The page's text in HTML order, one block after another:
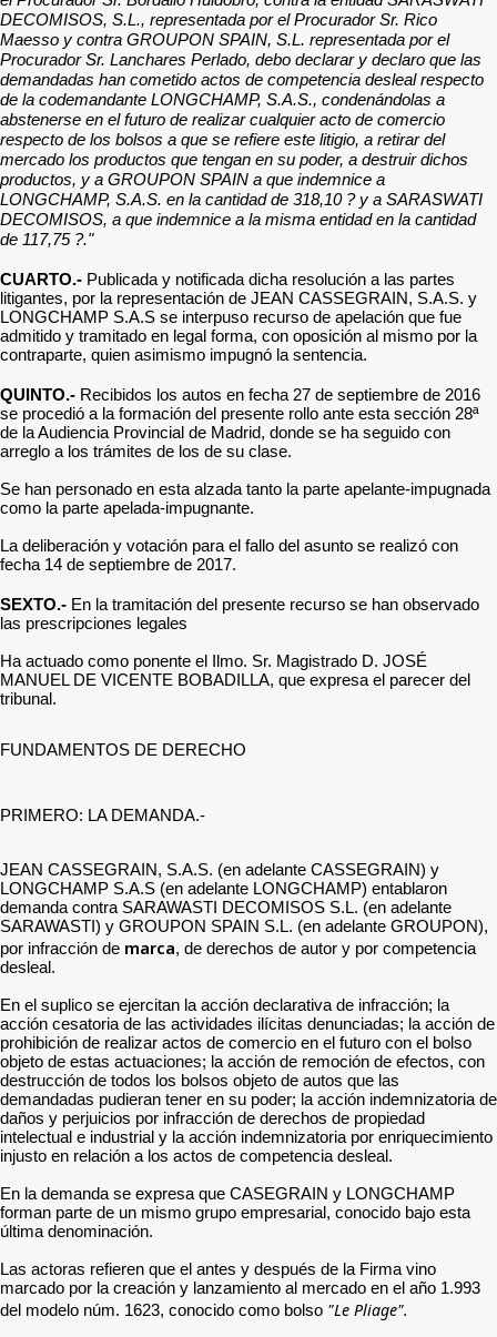
DECOMISOS, S.L., representada por el Procurador Sr. Rico
Maesso y contra GROUPON SPAIN, S.L. representada por el
Procurador Sr. Lanchares Perlado, debo declarar y declaro que las
demandadas han cometido actos de competencia desleal respecto
de la codemandante LONGCHAMP, S.A.S., condenándolas a
abstenerse en el futuro de realizar cualquier acto de comercio
respecto de los bolsos a que se refiere este litigio, a retirar del
mercado los productos que tengan en su poder, a destruir dichos
productos, y a GROUPON SPAIN a que indemnice a
LONGCHAMP, S.A.S. en la cantidad de 318,10 ? y a SARASWATI
DECOMISOS, a que indemnice a la misma entidad en la cantidad
de 117,75 ?."
CUARTO.- Publicada y notificada dicha resolución a las partes
litigantes, por la representación de JEAN CASSEGRAIN, S.A.S. y
LONGCHAMP S.A.S se interpuso recurso de apelación que fue
admitido y tramitado en legal forma, con oposición al mismo por la
contraparte, quien asimismo impugnó la sentencia.
QUINTO.- Recibidos los autos en fecha 27 de septiembre de 2016
se procedió a la formación del presente rollo ante esta sección 28ª
de la Audiencia Provincial de Madrid, donde se ha seguido con
arreglo a los trámites de los de su clase.
Se han personado en esta alzada tanto la parte apelante-impugnada
como la parte apelada-impugnante.
La deliberación y votación para el fallo del asunto se realizó con
fecha 14 de septiembre de 2017.
SEXTO.- En la tramitación del presente recurso se han observado
las prescripciones legales
Ha actuado como ponente el Ilmo. Sr. Magistrado D. JOSÉ
MANUEL DE VICENTE BOBADILLA, que expresa el parecer del
tribunal.
FUNDAMENTOS DE DERECHO
PRIMERO: LA DEMANDA.-
JEAN CASSEGRAIN, S.A.S. (en adelante CASSEGRAIN) y
LONGCHAMP S.A.S (en adelante LONGCHAMP) entablaron
demanda contra SARAWASTI DECOMISOS S.L. (en adelante
SARAWASTI) y GROUPON SPAIN S.L. (en adelante GROUPON),
por infracción de marca, de derechos de autor y por competencia
desleal.
En el suplico se ejercitan la acción declarativa de infracción; la
acción cesatoria de las actividades ilícitas denunciadas; la acción de
prohibición de realizar actos de comercio en el futuro con el bolso
objeto de estas actuaciones; la acción de remoción de efectos, con
destrucción de todos los bolsos objeto de autos que las
demandadas pudieran tener en su poder; la acción indemnizatoria de
daños y perjuicios por infracción de derechos de propiedad
intelectual e industrial y la acción indemnizatoria por enriquecimiento
injusto en relación a los actos de competencia desleal.
En la demanda se expresa que CASEGRAIN y LONGCHAMP
forman parte de un mismo grupo empresarial, conocido bajo esta
última denominación.
Las actoras refieren que el antes y después de la Firma vino
marcado por la creación y lanzamiento al mercado en el año 1.993
del modelo núm. 1623, conocido como bolso "Le Pliage".